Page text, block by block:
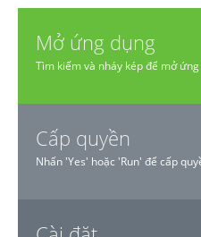
Mở ứng dụng
Tìm kiếm và nháy kép để mở
Cấp quyền
Nhấn 'Yes' hoặc 'Run' để cấp